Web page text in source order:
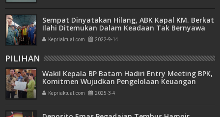
Sempat Dinyatakan Hilang, ABK Kapal KM. Berkat
Ilahi Ditemukan Dalam Keadaan Tak Bernyawa
Kepriaktual.com 2022-9-14
PILIHAN
Wakil Kepala BP Batam Hadiri Entry Meeting BPK,
Komitmen Wujudkan Pengelolaan Keuangan
Transparan dan Akuntabel
Kepriaktual.com 2025-3-4